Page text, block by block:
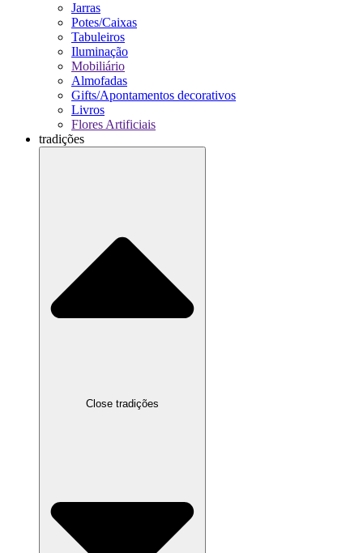
Jarras
Potes/Caixas
Tabuleiros
Iluminação
Mobiliário
Almofadas
Gifts/Apontamentos decorativos
Livros
Flores Artificiais
tradições
Close tradições